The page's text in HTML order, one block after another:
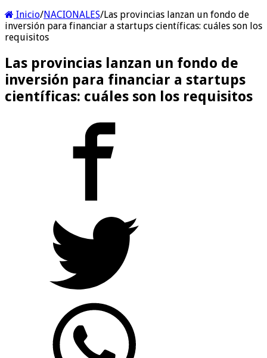
Inicio/NACIONALES/Las provincias lanzan un fondo de
inversión para financiar a startups científicas: cuáles son los
requisitos
Las provincias lanzan un fondo de
inversión para financiar a startups
científicas: cuáles son los requisitos